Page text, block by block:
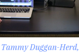
Tammy Duggan-Herd,